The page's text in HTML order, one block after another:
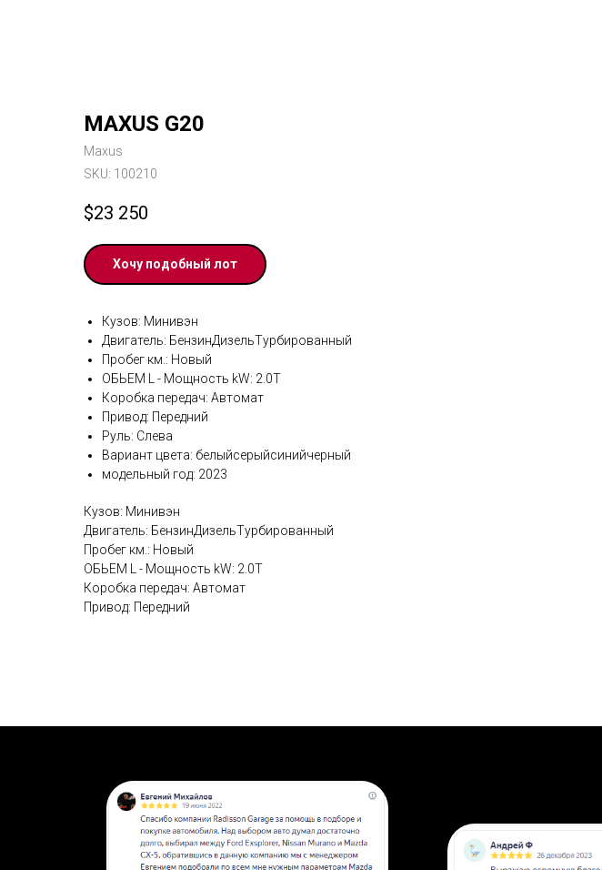
MAXUS G20
Maxus
SKU: 100210
$23 250
Хочу подобный лот
Кузов: Минивэн
Двигатель: БензинДизельТурбированный
Пробег км.: Новый
ОБЬЕМ L - Мощность kW: 2.0T
Коробка передач: Автомат
Привод: Передний
Руль: Слева
Вариант цвета: белыйсерыйсинийчерный
модельный год: 2023
Кузов: Минивэн
Двигатель: БензинДизельТурбированный
Пробег км.: Новый
ОБЬЕМ L - Мощность kW: 2.0T
Коробка передач: Автомат
Привод: Передний